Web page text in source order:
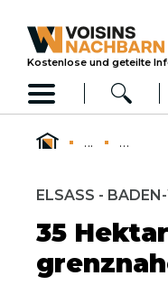
Kostenlose und geteilte
... ...
ELSASS -
35